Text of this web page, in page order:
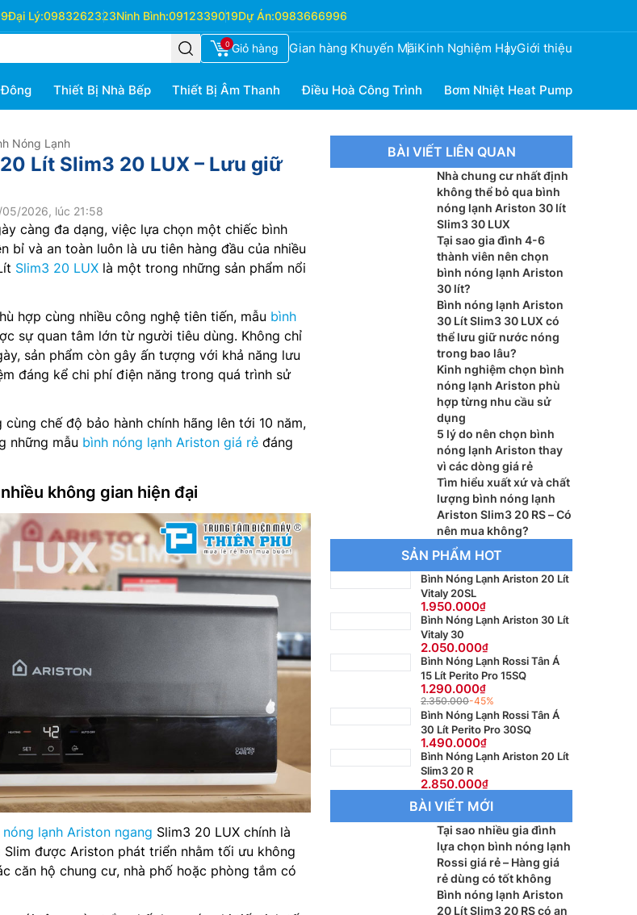
Đại Lý:0983262323Ninh Bình:0912339019Dự Án:0983666996
0 Giỏ hàng Gian hàng Khuyến MãiKinh Nghiệm HayGiới thiệu
Thiết Bị Nhà Bếp Thiết Bị Âm Thanh Điều Hoà Công Trình Bơm Nhiệt Heat Pump
Nóng Lạnh
Lít Slim3 20 LUX – Lưu giữ
2026, lúc 21:58
càng đa dạng, việc lựa chọn một chiếc bình
bỉ và an toàn luôn là ưu tiên hàng đầu của nhiều
Slim3 20 LUX là một trong những sản phẩm nổi
hợp cùng nhiều công nghệ tiên tiến, mẫu bình
sự quan tâm lớn từ người tiêu dùng. Không chỉ
sản phẩm còn gây ấn tượng với khả năng lưu
đáng kể chi phí điện năng trong quá trình sử
chế độ bảo hành chính hãng lên tới 10 năm,
những mẫu bình nóng lạnh Ariston giá rẻ đáng
không gian hiện đại
nóng lạnh Ariston ngang Slim3 20 LUX chính là
được Ariston phát triển nhằm tối ưu không
căn hộ chung cư, nhà phố hoặc phòng tắm có
BÀI VIẾT LIÊN QUAN
Nhà chung cư nhất định
không thể bỏ qua bình
nóng lạnh Ariston 30 lít
Slim3 30 LUX
Tại sao gia đình 4-6
thành viên nên chọn
bình nóng lạnh Ariston
30 lít?
Bình nóng lạnh Ariston
30 Lít Slim3 30 LUX có
thể lưu giữ nước nóng
trong bao lâu?
Kinh nghiệm chọn bình
nóng lạnh Ariston phù
hợp từng nhu cầu sử
dụng
5 lý do nên chọn bình
nóng lạnh Ariston thay
vì các dòng giá rẻ
Tìm hiểu xuất xứ và chất
lượng bình nóng lạnh
Ariston Slim3 20 RS – Có
nên mua không?
SẢN PHẨM HOT
Bình Nóng Lạnh Ariston 20 Lít
Vitaly 20SL
1.950.000
Bình Nóng Lạnh Ariston 30 Lít
Vitaly 30
2.050.000
Bình Nóng Lạnh Rossi Tân Á
15 Lít Perito Pro 15SQ
1.290.000
2.350.000-45%
Bình Nóng Lạnh Rossi Tân Á
30 Lít Perito Pro 30SQ
1.490.000
Bình Nóng Lạnh Ariston 20 Lít
Slim3 20 R
2.850.000
BÀI VIẾT MỚI
Tại sao nhiều gia đình
lựa chọn bình nóng lạnh
Rossi giá rẻ – Hàng giá
rẻ dùng có tốt không
Bình nóng lạnh Ariston
20 Lít Slim3 20 RS có an